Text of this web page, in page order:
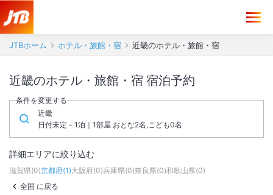
JTBホーム ホテル・旅館・宿 近畿のホテル・旅館・宿
近畿のホテル・旅館・宿 宿泊予約
条件を変更する
近畿
日付未定 - 1泊｜1部屋 おとな2名,こども0名
詳細エリアに絞り込む
滋賀県(0)京都府(1)大阪府(0)兵庫県(0)奈良県(0)和歌山県(0)
全国 に戻る